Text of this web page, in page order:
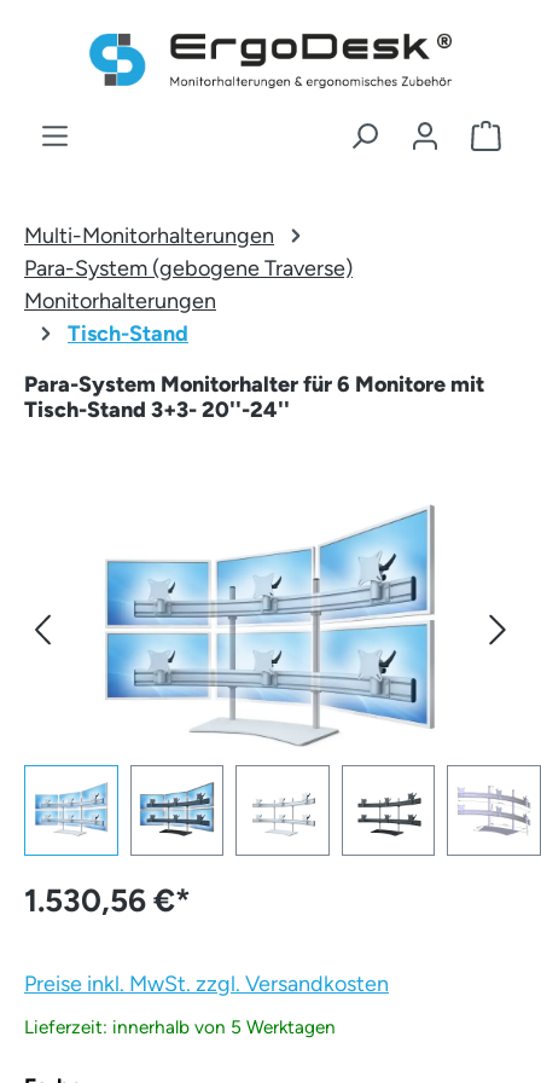
Zum Hauptinhalt springen
Multi-Monitorhalterungen
Para-System (gebogene Traverse)
Monitorhalterungen
Tisch-Stand
Para-System Monitorhalter für 6 Monitore mit
Tisch-Stand 3+3- 20''-24''
1.530,56 €*
Preise inkl. MwSt. zzgl. Versandkosten
Lieferzeit: innerhalb von 5 Werktagen